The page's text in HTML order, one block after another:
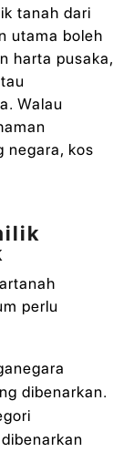
tanah dari
utama boleh
harta pusaka,
Walau
negara, kos
perlu
dibenarkan.